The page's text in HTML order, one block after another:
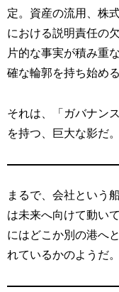
定。資産の流用、株
における説明責任の
片的な事実が積み重
確な輪郭を持ち始める
それは、「ガバナン
を持つ、巨大な影だ。
まるで、会社という
は未来へ向けて動い
にはどこか別の港へ
れているかのようだ。